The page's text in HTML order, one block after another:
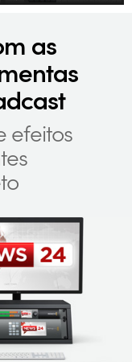
as
efeitos